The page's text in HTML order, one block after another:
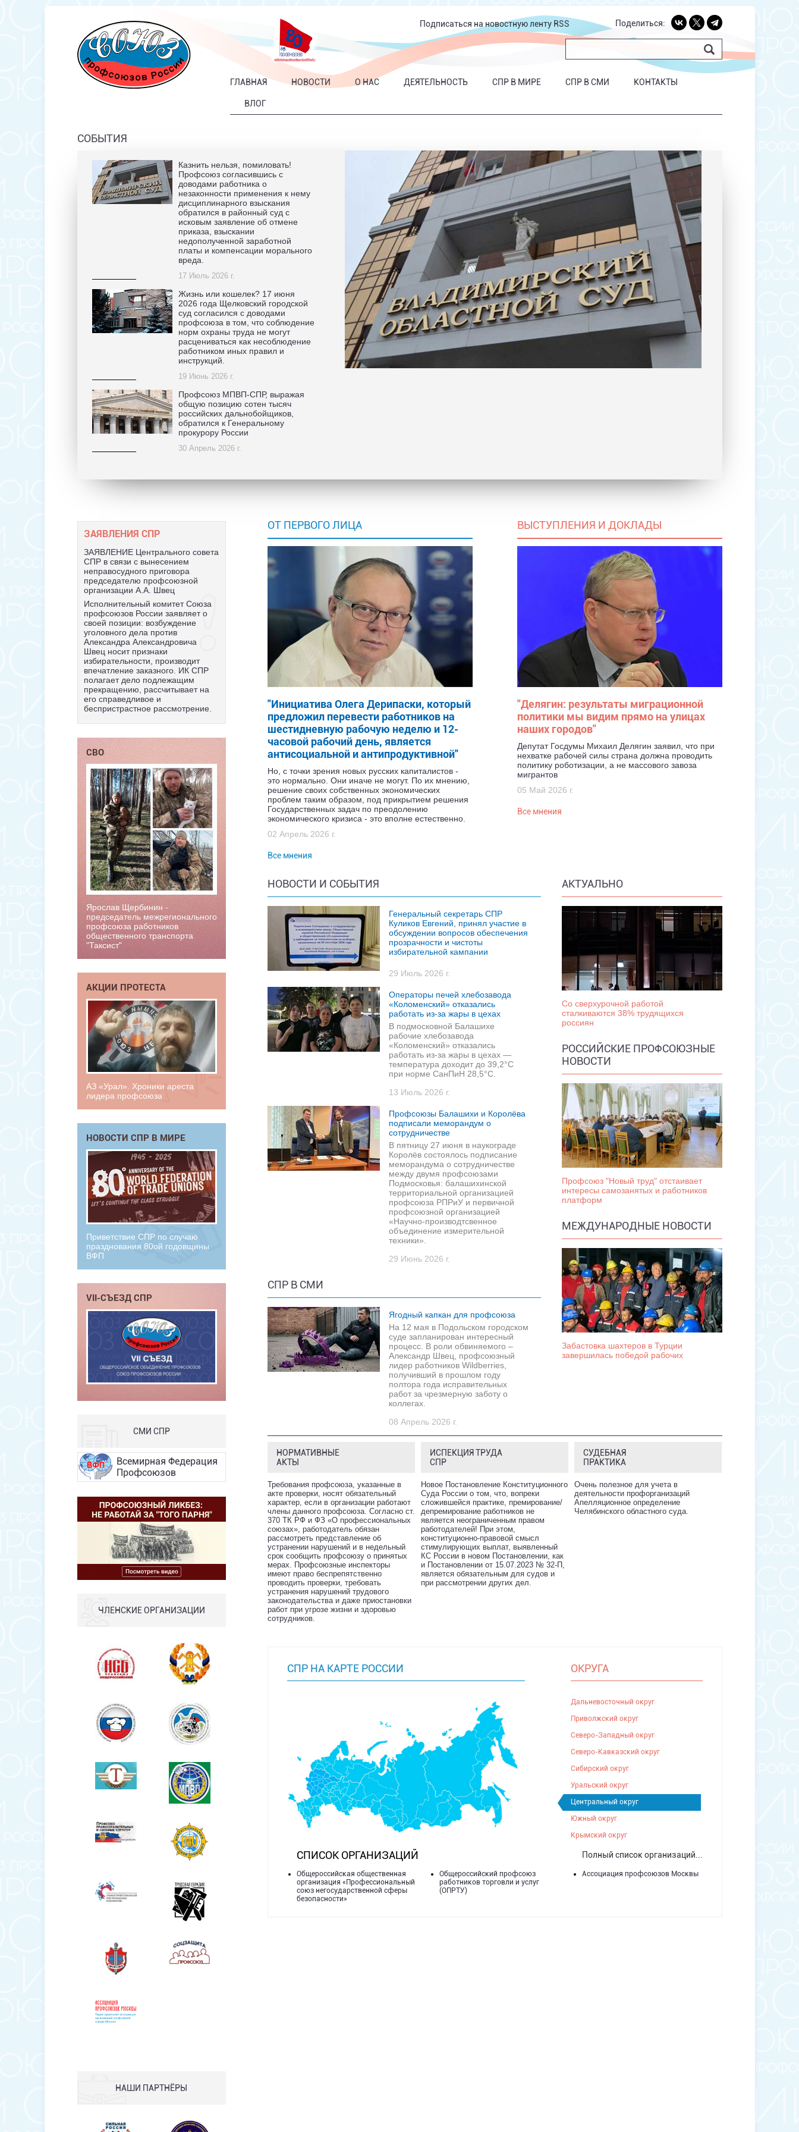
Подписаться на новостную ленту RSS Поделиться:
ГЛАВНАЯ НОВОСТИ О НАС ДЕЯТЕЛЬНОСТЬ СПР В МИРЕ СПР В СМИ КОНТАКТЫ
ВЛОГ
СОБЫТИЯ
Казнить нельзя, помиловать!
Профсоюз согласившись с
доводами работника о
незаконности применения к нему
дисциплинарного взыскания
обратился в районный суд с
исковым заявление об отмене
приказа, взыскании
недополученной заработной
платы и компенсации морального
вреда.
17 Июль 2026 г.
Жизнь или кошелек? 17 июня
2026 года Щелковский городской
суд согласился с доводами
профсоюза в том, что соблюдение
норм охраны труда не могут
расцениваться как несоблюдение
работником иных правил и
инструкций.
19 Июнь 2026 г.
Профсоюз МПВП-СПР, выражая
общую позицию сотен тысяч
российских дальнобойщиков,
обратился к Генеральному
прокурору России
30 Апрель 2026 г.
ЗАЯВЛЕНИЯ СПР
ЗАЯВЛЕНИЕ Центрального совета
СПР в связи с вынесением
неправосудного приговора
председателю профсоюзной
организации А.А. Швец
Исполнительный комитет Союза
профсоюзов России заявляет о
своей позиции: возбуждение
уголовного дела против
Александра Александровича
Швец носит признаки
избирательности, производит
впечатление заказного. ИК СПР
полагает дело подлежащим
прекращению, рассчитывает на
его справедливое и
беспристрастное рассмотрение.
СВО
Ярослав Щербинин -
председатель межрегионального
профсоюза работников
общественного транспорта
"Таксист"
АКЦИИ ПРОТЕСТА
АЗ «Урал». Хроники ареста
лидера профсоюза
НОВОСТИ СПР В МИРЕ
Приветствие СПР по случаю
празднования 80ой годовщины
ВФП
VII-СЪЕЗД СПР
СМИ СПР
Всемирная Федерация
Профсоюзов
ЧЛЕНСКИЕ ОРГАНИЗАЦИИ
НАШИ ПАРТНЁРЫ
ОТ ПЕРВОГО ЛИЦА
"Инициатива Олега Дерипаски, который
предложил перевести работников на
шестидневную рабочую неделю и 12-
часовой рабочий день, является
антисоциальной и антипродуктивной"
Но, с точки зрения новых русских капиталистов -
это нормально. Они иначе не могут. По их мнению,
решение своих собственных экономических
проблем таким образом, под прикрытием решения
Государственных задач по преодолению
экономического кризиса - это вполне естественно.
02 Апрель 2026 г.
Все мнения
ВЫСТУПЛЕНИЯ И ДОКЛАДЫ
"Делягин: результаты миграционной
политики мы видим прямо на улицах
наших городов"
Депутат Госдумы Михаил Делягин заявил, что при
нехватке рабочей силы страна должна проводить
политику роботизации, а не массового завоза
мигрантов
05 Май 2026 г.
Все мнения
НОВОСТИ И СОБЫТИЯ
Генеральный секретарь СПР
Куликов Евгений, принял участие в
обсуждении вопросов обеспечения
прозрачности и чистоты
избирательной кампании
29 Июль 2026 г.
Операторы печей хлебозавода
«Коломенский» отказались
работать из-за жары в цехах
В подмосковной Балашихе
рабочие хлебозавода
«Коломенский» отказались
работать из-за жары в цехах —
температура доходит до 39,2°C
при норме СанПиН 28,5°C.
13 Июль 2026 г.
Профсоюзы Балашихи и Королёва
подписали меморандум о
сотрудничестве
В пятницу 27 июня в наукограде
Королёв состоялось подписание
меморандума о сотрудничестве
между двумя профсоюзами
Подмосковья: балашихинской
территориальной организацией
профсоюза РПРиУ и первичной
профсоюзной организацией
«Научно-производтсвенное
объединение измерительной
техники».
29 Июнь 2026 г.
СПР В СМИ
Ягодный капкан для профсоюза
На 12 мая в Подольском городском
суде запланирован интересный
процесс. В роли обвиняемого –
Александр Швец, профсоюзный
лидер работников Wildberries,
получивший в прошлом году
полтора года исправительных
работ за чрезмерную заботу о
коллегах.
08 Апрель 2026 г.
АКТУАЛЬНО
Со сверхурочной работой
сталкиваются 38% трудящихся
россиян
РОССИЙСКИЕ ПРОФСОЮЗНЫЕ
НОВОСТИ
Профсоюз "Новый труд" отстаивает
интересы самозанятых и работников
платформ
МЕЖДУНАРОДНЫЕ НОВОСТИ
Забастовка шахтеров в Турции
завершилась победой рабочих
НОРМАТИВНЫЕ
АКТЫ
Требования профсоюза, указанные в
акте проверки, носят обязательный
характер, если в организации работают
члены данного профсоюза. Согласно ст.
370 ТК РФ и ФЗ «О профессиональных
союзах», работодатель обязан
рассмотреть представление об
устранении нарушений и в недельный
срок сообщить профсоюзу о принятых
мерах. Профсоюзные инспекторы
имеют право беспрепятственно
проводить проверки, требовать
устранения нарушений трудового
законодательства и даже приостановки
работ при угрозе жизни и здоровью
сотрудников.
ИСПЕКЦИЯ ТРУДА
СПР
Новое Постановление Конституционного
Суда России о том, что, вопреки
сложившейся практике, премирование/
депремирование работников не
является неограниченным правом
работодателей! При этом,
конституционно-правовой смысл
стимулирующих выплат, выявленный
КС России в новом Постановлении, как
и Постановлении от 15.07.2023 № 32-П,
является обязательным для судов и
при рассмотрении других дел.
СУДЕБНАЯ
ПРАКТИКА
Очень полезное для учета в
деятельности профорганизаций
Апелляционное определение
Челябинского областного суда.
СПР НА КАРТЕ РОССИИ ОКРУГА
Дальневосточный округ
Приволжский округ
Северо-Западный округ
Северо-Кавказский округ
Сибирский округ
Уральский округ
Центральный округ
Южный округ
Крымский округ
СПИСОК ОРГАНИЗАЦИЙ
Общероссийская общественная
организация «Профессиональный
союз негосударственной сферы
безопасности»
Общероссийский профсоюз
работников торговли и услуг
(ОПРТУ)
Ассоциация профсоюзов Москвы
Полный список организаций...